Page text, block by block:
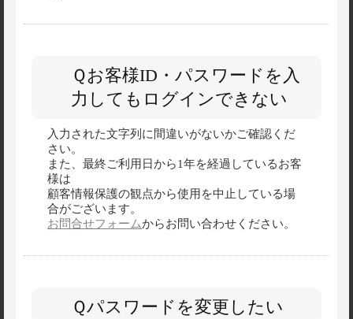
Ｑお客様ID・パスワードを入
力してもログインできない
入力された文字列に間違いがないかご確認くだ
さい。
また、最終ご利用日から1年を経過しているお客
様は
顧客情報保護の観点から使用を中止している場
合がございます。
お問合せフォームからお問い合わせください。
Ｑパスワードを変更したい